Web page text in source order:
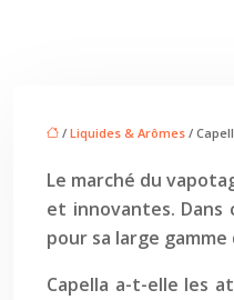
/ Liquides & Arômes /
Le marché du
et innovantes. Dans
pour sa large
Capella a-t-elle les